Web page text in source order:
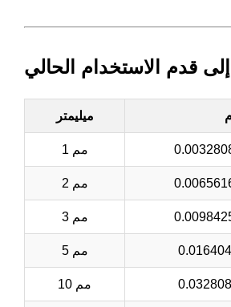
إلى قدم الاستخدام الحالي
ميليمتر
1 مم
2 مم
3 مم
5 مم
10 مم